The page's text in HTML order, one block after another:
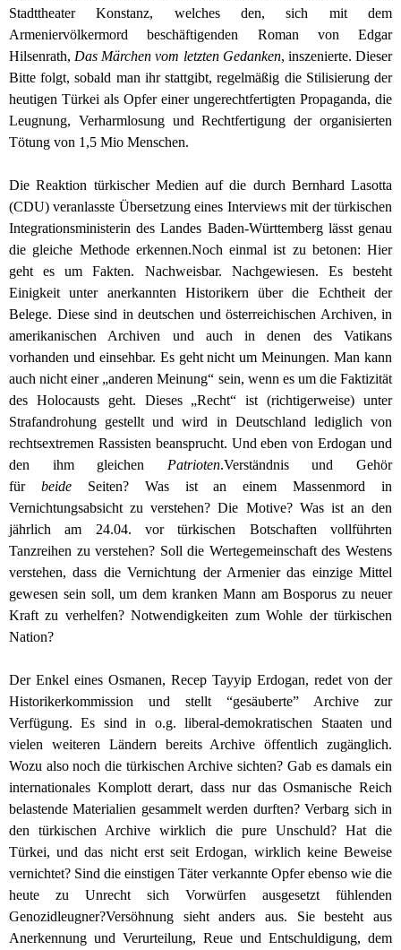
Stadttheater Konstanz, welches den, sich mit dem
Armeniervölkermord beschäftigenden Roman von Edgar
Hilsenrath, Das Märchen vom letzten Gedanken, inszenierte. Dieser
Bitte folgt, sobald man ihr stattgibt, regelmäßig die Stilisierung der
heutigen Türkei als Opfer einer ungerechtfertigten Propaganda, die
Leugnung, Verharmlosung und Rechtfertigung der organisierten
Tötung von 1,5 Mio Menschen.
Die Reaktion türkischer Medien auf die durch Bernhard Lasotta
(CDU) veranlasste Übersetzung eines Interviews mit der türkischen
Integrationsministerin des Landes Baden-Württemberg lässt genau
die gleiche Methode erkennen.Noch einmal ist zu betonen: Hier
geht es um Fakten. Nachweisbar. Nachgewiesen. Es besteht
Einigkeit unter anerkannten Historikern über die Echtheit der
Belege. Diese sind in deutschen und österreichischen Archiven, in
amerikanischen Archiven und auch in denen des Vatikans
vorhanden und einsehbar. Es geht nicht um Meinungen. Man kann
auch nicht einer „anderen Meinung“ sein, wenn es um die Faktizität
des Holocausts geht. Dieses „Recht“ ist (richtigerweise) unter
Strafandrohung gestellt und wird in Deutschland lediglich von
rechtsextremen Rassisten beansprucht. Und eben von Erdogan und
den ihm gleichen Patrioten.Verständnis und Gehör
für beideSeiten? Was ist an einem Massenmord in
Vernichtungsabsicht zu verstehen? Die Motive? Was ist an den
jährlich am 24.04. vor türkischen Botschaften vollführten
Tanzreihen zu verstehen? Soll die Wertegemeinschaft des Westens
verstehen, dass die Vernichtung der Armenier das einzige Mittel
gewesen sein soll, um dem kranken Mann am Bosporus zu neuer
Kraft zu verhelfen? Notwendigkeiten zum Wohle der türkischen
Nation?
Der Enkel eines Osmanen, Recep Tayyip Erdogan, redet von der
Historikerkommission und stellt “gesäuberte” Archive zur
Verfügung. Es sind in o.g. liberal-demokratischen Staaten und
vielen weiteren Ländern bereits Archive öffentlich zugänglich.
Wozu also noch die türkischen Archive sichten? Gab es damals ein
internationales Komplott derart, dass nur das Osmanische Reich
belastende Materialien gesammelt werden durften? Verbarg sich in
den türkischen Archive wirklich die pure Unschuld? Hat die
Türkei, und das nicht erst seit Erdogan, wirklich keine Beweise
vernichtet? Sind die einstigen Täter verkannte Opfer ebenso wie die
heute zu Unrecht sich Vorwürfen ausgesetzt fühlenden
Genozidleugner?Versöhnung sieht anders aus. Sie besteht aus
Anerkennung und Verurteilung, Reue und Entschuldigung, dem